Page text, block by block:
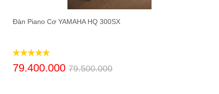
Đàn Piano Cơ YAMAHA HQ 300SX
79.400.000 79.500.000